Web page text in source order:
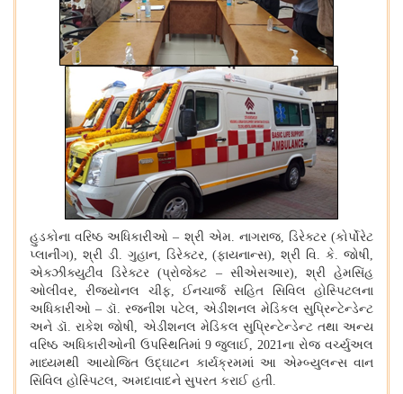
હુડકોના વરિષ્ઠ અધિકારીઓ – શ્રી એમ. નાગરાજ, ડિરેક્ટર (કોર્પોરેટ
પ્લાનીંગ), શ્રી ડી. ગુહાન, ડિરેક્ટર, (ફાયનાન્સ), શ્રી વિ. કે. જોષી,
એક્ઝીક્યુટીવ ડિરેક્ટર (પ્રોજેક્ટ – સીએસઆર), શ્રી હેમસિંહ
ઓલીવર, રીજ્યોનલ ચીફ, ઈનચાર્જ સહિત સિવિલ હોસ્પિટલના
અધિકારીઓ – ડૉ. રજનીશ પટેલ, એડીશનલ મેડિકલ સુપ્રિન્ટેન્ડેન્ટ
અને ડૉ. રાકેશ જોષી, એડીશનલ મેડિકલ સુપ્રિન્ટેન્ડેન્ટ તથા અન્ય
વરિષ્ઠ અધિકારીઓની ઉપસ્થિતિમાં 9 જુલાઈ, 2021ના રોજ વર્ચ્યુઅલ
માધ્યમથી આયોજિત ઉદ્ઘાટન કાર્યક્રમમાં આ એમ્બ્યુલન્સ વાન
સિવિલ હોસ્પિટલ, અમદાવાદને સુપરત કરાઈ હતી.